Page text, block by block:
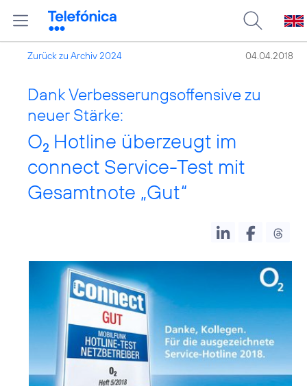
Zurück zu Archiv 2024 04.04.2018
Dank Verbesserungsoffensive zu
neuer Stärke:
O2 Hotline überzeugt im
connect Service-Test mit
Gesamtnote „Gut“